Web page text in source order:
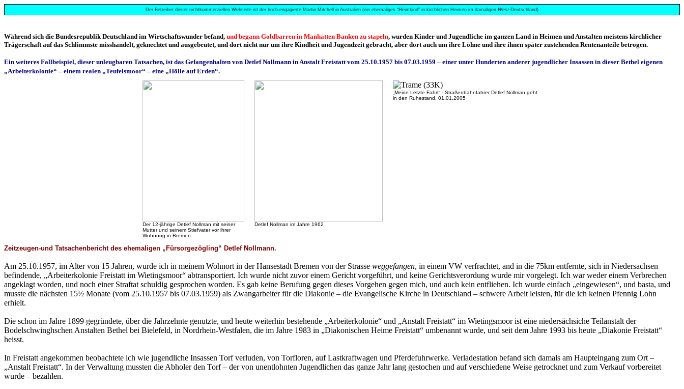
Der Betreiber dieser nichtkommerziellen Webseite ist der hoch-engagierte Martin Mitchell in Australien (ein ehemaliges “Heimkind” in kirchlichen Heimen im damaligen West-Deutschland)
Während sich die Bundesrepublik Deutschland im Wirtschaftswunder befand, und begann Goldbarren in Manhatten Banken zu stapeln, wurden Kinder und Jugendliche im ganzen Land in Heimen und Anstalten meistens kirchlicher
Trägerschaft auf das Schlimmste misshandelt, geknechtet und ausgebeutet, und dort nicht nur um ihre Kindheit und Jugendzeit gebracht, aber dort auch um ihre Löhne und ihre ihnen später zustehenden Rentenanteile betrogen.
Ein weiteres Fallbeispiel, dieser unleugbaren Tatsachen, ist das Gefangenhalten von Detlef Nollmann in Anstalt Freistatt vom 25.10.1957 bis 07.03.1959 – einer unter Hunderten anderer jugendlicher Insassen in dieser Bethel eigenen
„Arbeiterkolonie“ – einem realen „Teufelsmoor“ – eine „Hölle auf Erden“.
Der 12-jährige Detlef Nollman mit seiner
Mutter und seinem Stiefvater vor ihrer
Wohnung in Bremen.
Detlef Nollman im Jahre 1962
„Meine Letzte Fahrt“ - Straßenbahnfahrer Detlef Nollman geht
in den Ruhestand, 01.01.2005
Zeitzeugen-und Tatsachenbericht des ehemaligen „Fürsorgezögling“ Detlef Nollmann.
Am 25.10.1957, im Alter von 15 Jahren, wurde ich in meinem Wohnort in der Hansestadt Bremen von der Strasse weggefangen, in einem VW verfrachtet, and in die 75km entfernte, sich in Niedersachsen
befindende, „Arbeiterkolonie Freistatt im Wietingsmoor“ abtransportiert. Ich wurde nicht zuvor einem Gericht vorgeführt, und keine Gerichtsverordung wurde mir vorgelegt. Ich war weder einem Verbrechen
angeklagt worden, und noch einer Straftat schuldig gesprochen worden. Es gab keine Berufung gegen dieses Vorgehen gegen mich, und auch kein entfliehen. Ich wurde einfach „eingewiesen“, und basta, und
musste die nächsten 15½ Monate (vom 25.10.1957 bis 07.03.1959) als Zwangarbeiter für die Diakonie – die Evangelische Kirche in Deutschland – schwere Arbeit leisten, für die ich keinen Pfennig Lohn
erhielt.
Die schon im Jahre 1899 gegründete, über die Jahrzehnte genutzte, und heute weiterhin bestehende „Arbeiterkolonie“ und „Anstalt Freistatt“ im Wietingsmoor ist eine niedersächsiche Teilanstalt der
Bodelschwinghschen Anstalten Bethel bei Bielefeld, in Nordrhein-Westfalen, die im Jahre 1983 in „Diakonischen Heime Freistatt“ umbenannt wurde, und seit dem Jahre 1993 bis heute „Diakonie Freistatt“
heisst.
In Freistatt angekommen beobachtete ich wie jugendliche Insassen Torf verluden, von Torfloren, auf Lastkraftwagen und Pferdefuhrwerke. Verladestation befand sich damals am Haupteingang zum Ort –
„Anstalt Freistatt“. In der Verwaltung mussten die Abholer den Torf – der von unentlohnten Jugendlichen das ganze Jahr lang gestochen und auf verschiedene Weise getrocknet und zum Verkauf vorbereitet
wurde – bezahlen.